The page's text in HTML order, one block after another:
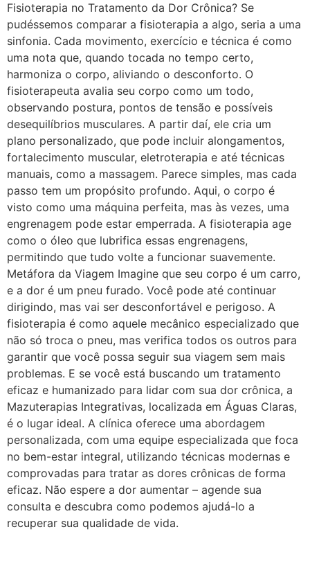
Fisioterapia no Tratamento da Dor Crônica? Se
pudéssemos comparar a fisioterapia a algo, seria a uma
sinfonia. Cada movimento, exercício e técnica é como
uma nota que, quando tocada no tempo certo,
harmoniza o corpo, aliviando o desconforto. O
fisioterapeuta avalia seu corpo como um todo,
observando postura, pontos de tensão e possíveis
desequilíbrios musculares. A partir daí, ele cria um
plano personalizado, que pode incluir alongamentos,
fortalecimento muscular, eletroterapia e até técnicas
manuais, como a massagem. Parece simples, mas cada
passo tem um propósito profundo. Aqui, o corpo é
visto como uma máquina perfeita, mas às vezes, uma
engrenagem pode estar emperrada. A fisioterapia age
como o óleo que lubrifica essas engrenagens,
permitindo que tudo volte a funcionar suavemente.
Metáfora da Viagem Imagine que seu corpo é um carro,
e a dor é um pneu furado. Você pode até continuar
dirigindo, mas vai ser desconfortável e perigoso. A
fisioterapia é como aquele mecânico especializado que
não só troca o pneu, mas verifica todos os outros para
garantir que você possa seguir sua viagem sem mais
problemas. E se você está buscando um tratamento
eficaz e humanizado para lidar com sua dor crônica, a
Mazuterapias Integrativas, localizada em Águas Claras,
é o lugar ideal. A clínica oferece uma abordagem
personalizada, com uma equipe especializada que foca
no bem-estar integral, utilizando técnicas modernas e
comprovadas para tratar as dores crônicas de forma
eficaz. Não espere a dor aumentar – agende sua
consulta e descubra como podemos ajudá-lo a
recuperar sua qualidade de vida.